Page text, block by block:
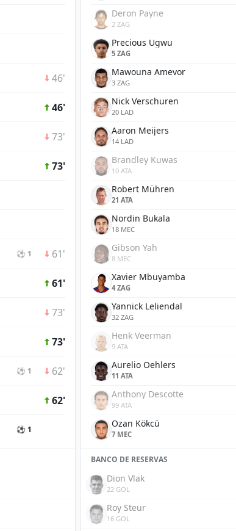
46'
46'
73'
73'
⚽ 1 61'
61'
73'
73'
⚽ 1 62'
62'
⚽ 1
Deron Payne
2 ZAG
Precious Ugwu
5 ZAG
Mawouna Amevor
3 ZAG
Nick Verschuren
20 LAD
Aaron Meijers
14 LAD
Brandley Kuwas
10 ATA
Robert Mühren
21 ATA
Nordin Bukala
18 MEC
Gibson Yah
8 MEC
Xavier Mbuyamba
4 ZAG
Yannick Leliendal
32 ZAG
Henk Veerman
9 ATA
Aurelio Oehlers
11 ATA
Anthony Descotte
99 ATA
Ozan Kökcü
7 MEC
BANCO DE RESERVAS
Dion Vlak
22 GOL
Roy Steur
16 GOL